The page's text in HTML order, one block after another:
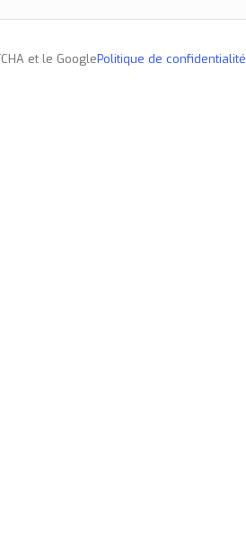
et le GooglePolitique de confidentialité